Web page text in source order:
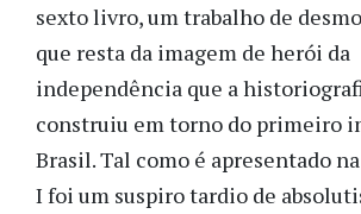
sexto livro, um trabalho de
que resta da imagem de herói da
independência que a
construiu em torno do primeiro
Brasil. Tal como é apresentado
I foi um suspiro tardio de